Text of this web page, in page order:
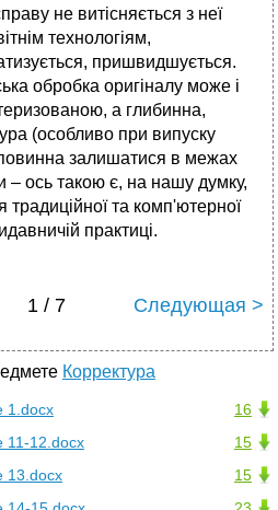
не витісняється з неї
технологіям,
приш­видшується.
обробка оригіналу може і
а глибинна,
(особливо при випуску
повин­на залишатися в межах
– ось такою є, на нашу думку,
традиційної та комп'ютерної
практиці.
1 / 7 Следующая >
Корректура
16
1.docx
15
11-12.docx
15
13.docx